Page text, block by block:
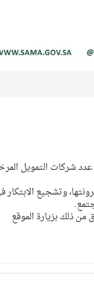
عدد شركات التمويل
وتشجيع الابتكار
من ذلك بزيارة الموقع